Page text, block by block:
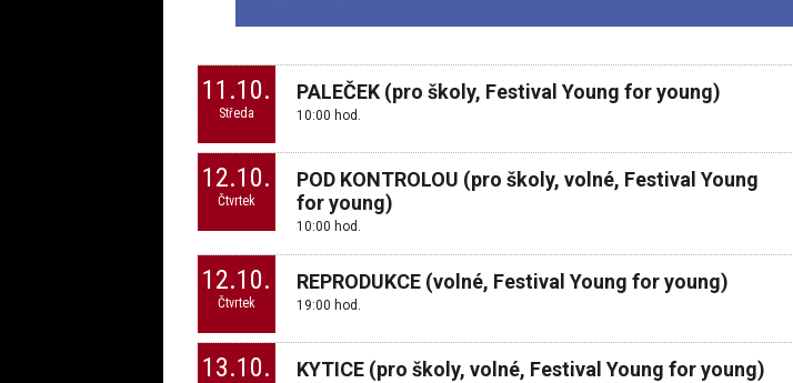
11.10.
Středa
PALEČEK (pro školy, Festival Young for young)
10:00 hod.
12.10.
Čtvrtek
POD KONTROLOU (pro školy, volné, Festival Young
for young)
10:00 hod.
12.10.
Čtvrtek
REPRODUKCE (volné, Festival Young for young)
19:00 hod.
13.10. KYTICE (pro školy, volné, Festival Young for young)